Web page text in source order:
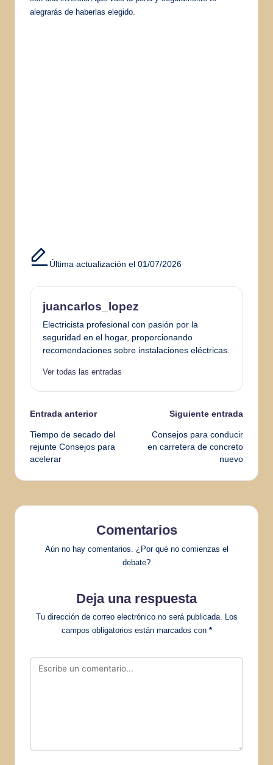
alegrarás de haberlas elegido.
Última actualización el 01/07/2026
juancarlos_lopez
Electricista profesional con pasión por la
seguridad en el hogar, proporcionando
recomendaciones sobre instalaciones eléctricas.
Ver todas las entradas
Navegación
de
entradas
Entrada anterior
Tiempo de secado del
rejunte Consejos para
acelerar
Siguiente entrada
Consejos para conducir
en carretera de concreto
nuevo
Comentarios
Aún no hay comentarios. ¿Por qué no comienzas el
debate?
Deja una respuesta
Tu dirección de correo electrónico no será publicada. Los
campos obligatorios están marcados con *